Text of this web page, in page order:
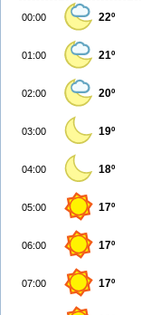
00:00 22º
01:00 21º
02:00 20º
03:00 19º
04:00 18º
05:00 17º
06:00 17º
07:00 17º